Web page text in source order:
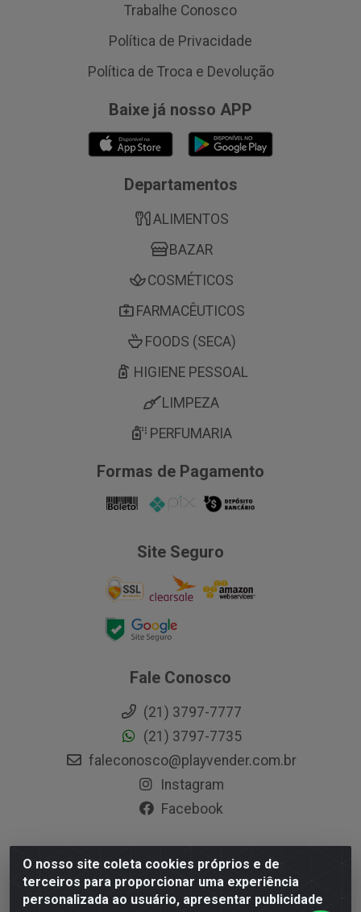
O nosso site coleta cookies próprios e de
terceiros para proporcionar uma experiência
personalizada ao usuário, apresentar publicidade
Trabalhe Conosco
Política de Privacidade
Política de Troca e Devolução
Baixe já nosso APP
Departamentos
ALIMENTOS
BAZAR
COSMÉTICOS
FARMACÊUTICOS
FOODS (SECA)
HIGIENE PESSOAL
LIMPEZA
PERFUMARIA
Formas de Pagamento
Site Seguro
Fale Conosco
(21) 3797-7777
(21) 3797-7735
faleconosco@playvender.com.br
Instagram
Facebook
Playvender Distribuidora - Avenida Ana Dantas, 183-
Xerém - Duque de Caxias / RJ - CEP 25250-415 - CNPJ
05.762.204/0001-83